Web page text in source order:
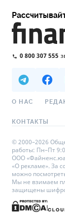
0 800 307 555
О НАС
КОНТАКТЫ
© 2000–2026
работы: Пн–Пт
ООО
«О рекламе». За
можно
Мы не взимаем
защищены